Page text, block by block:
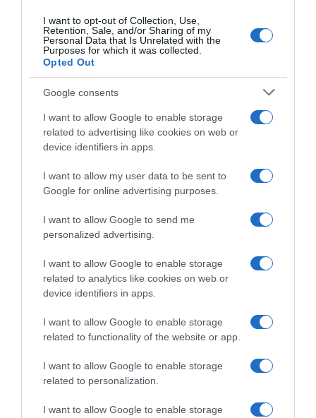
I want to opt-out of Collection, Use,
Retention, Sale, and/or Sharing of my
Personal Data that Is Unrelated with the
Purposes for which it was collected.
Opted Out
Google consents
I want to allow Google to enable storage
related to advertising like cookies on web or
device identifiers in apps.
I want to allow my user data to be sent to
Google for online advertising purposes.
I want to allow Google to send me
personalized advertising.
I want to allow Google to enable storage
related to analytics like cookies on web or
device identifiers in apps.
I want to allow Google to enable storage
related to functionality of the website or app.
I want to allow Google to enable storage
related to personalization.
I want to allow Google to enable storage
Ο “χάρτης” των πληρωμών από τον e-
ΕΦΚΑ και τη ΔΥΠΑ έως τις 14
Συνολικά 56.756.000 ευρώ θα καταβληθούν